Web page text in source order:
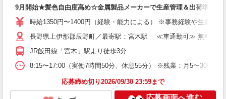
9月開始★髪色自由度高め☆金属製品メーカーで生産管理＆出荷準備♪
時給1350円〜1400円（経験・能力による） ※事務経験や生産管
長野県上伊那郡辰野町／最寄駅：宮木駅 ≪車通勤可≫ 無料駐
JR飯田線「宮木」駅より徒歩3分
8:15〜17:00（実働7時間50分、休憩55分） ※残業：月5〜30時
応募締め切り2026/09/30 23:59まで